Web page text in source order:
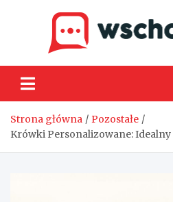
Strona główna
Pozostałe
Krówki Personalizowane: Idealny